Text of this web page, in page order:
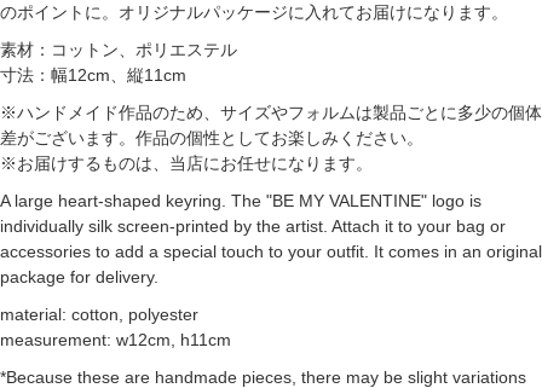
のポイントに。オリジナルパッケージに入れてお届けになります。
素材：コットン、ポリエステル
寸法：幅12cm、縦11cm
※ハンドメイド作品のため、サイズやフォルムは製品ごとに多少の個体
差がございます。作品の個性としてお楽しみください。
※お届けするものは、当店にお任せになります。
A large heart-shaped keyring. The "BE MY VALENTINE" logo is
individually silk screen-printed by the artist. Attach it to your bag or
accessories to add a special touch to your outfit. It comes in an original
package for delivery.
material: cotton, polyester
measurement: w12cm, h11cm
*Because these are handmade pieces, there may be slight variations